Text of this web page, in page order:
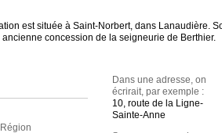
est située à Saint-Norbert, dans Lanaudière.
ancienne concession de la seigneurie de Berthier.
Région
Dans une adresse, on
écrirait, par exemple :
10, route de la Ligne-
Sainte-Anne